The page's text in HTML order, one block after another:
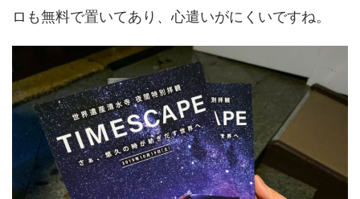
ロも無料で置いてあり、心遣いがにくいですね。